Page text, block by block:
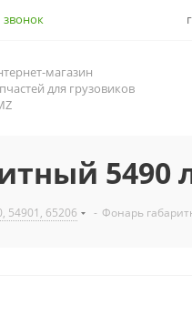
звонок
магазин
для грузовиков
5490
54901, 65206 - Фонарь